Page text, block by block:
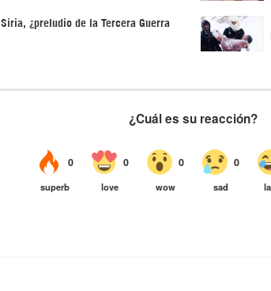
Siria, ¿preludio de la Tercera Guerra